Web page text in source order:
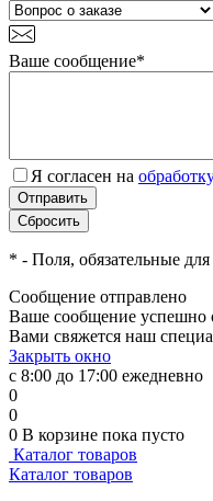
Ваше сообщение*
Я согласен на
* - Поля, обязательные
Сообщение отправлено
Ваше сообщение успешно
Вами свяжется наш
Закрыть окно
с 8:00 до 17:00 ежедневно
0
0
0 В корзине пока пусто
Каталог товаров
Каталог товаров